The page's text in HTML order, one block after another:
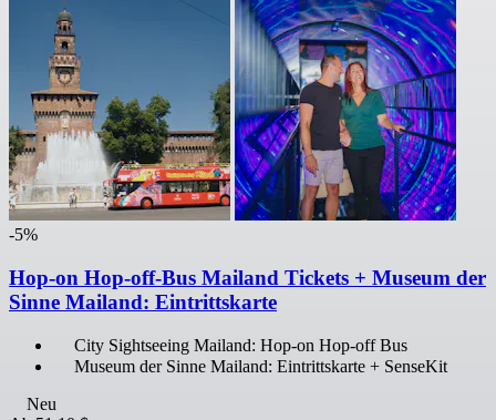
-5%
Hop-on Hop-off-Bus Mailand Tickets + Museum der
Sinne Mailand: Eintrittskarte
City Sightseeing Mailand: Hop-on Hop-off Bus
Museum der Sinne Mailand: Eintrittskarte + SenseKit
Neu